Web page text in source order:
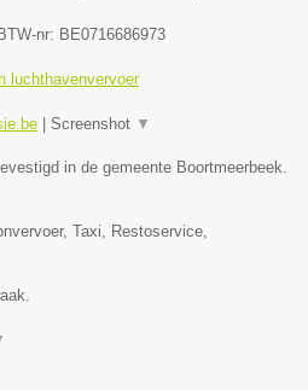
BTW-nr: BE0716686973
luchthavenvervoer
| Screenshot ▼
in de gemeente Boortmeerbeek.
Taxi, Restoservice,